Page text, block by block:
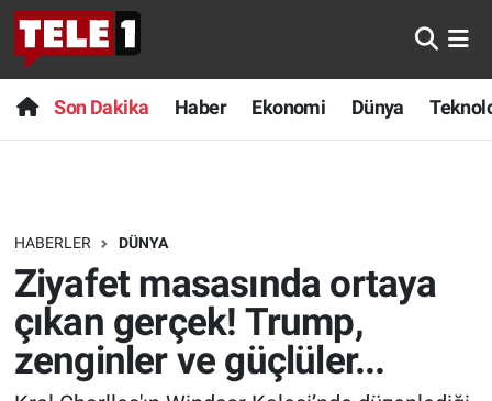
Son Dakika Haber Ekonomi Dünya
HABERLER DÜNYA
Ziyafet masasında ortaya
çıkan gerçek! Trump,
zenginler ve güçlüler...
Anında Manşet
Başka Sohbetler
Bilim turu
Bilim ve Teknoloji Evreni
Doğa Konuşuyor
Son Dakika
Haber
Dünya
Sağlık
Nöbetçi Eczaneler
Hava Durumu
Trafik Durumu
Süper Lig Puan Durumu ve Fikstür
Tüm Manşetler